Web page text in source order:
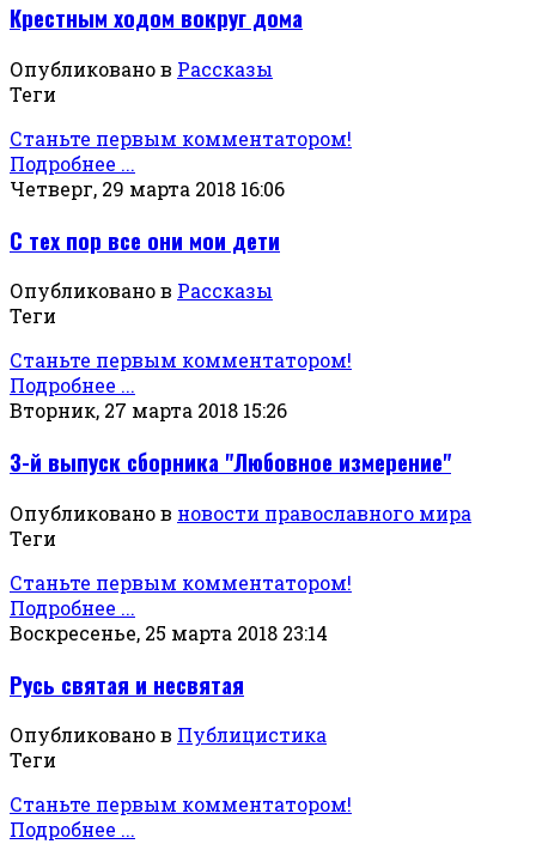
Крестным ходом вокруг дома
Опубликовано в Рассказы
Теги
Станьте первым комментатором!
Подробнее ...
Четверг, 29 марта 2018 16:06
С тех пор все они мои дети
Опубликовано в Рассказы
Теги
Станьте первым комментатором!
Подробнее ...
Вторник, 27 марта 2018 15:26
3-й выпуск сборника "Любовное измерение"
Опубликовано в новости православного мира
Теги
Станьте первым комментатором!
Подробнее ...
Воскресенье, 25 марта 2018 23:14
Русь святая и несвятая
Опубликовано в Публицистика
Теги
Станьте первым комментатором!
Подробнее ...